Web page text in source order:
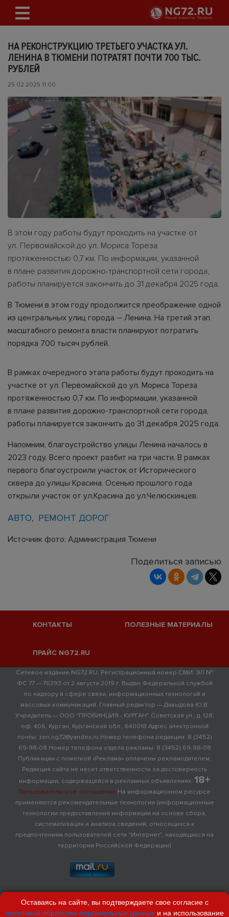
НА РЕКОНСТРУКЦИЮ ТРЕТЬЕГО УЧАСТКА УЛ.
ЛЕНИНА В ТЮМЕНИ ПОТРАТЯТ ПОЧТИ 700 ТЫС.
РУБЛЕЙ
25.02.2025 11:00
В этом году работы будут проходить на участке от
ул. Первомайской до ул. Мориса Тореза
протяженностью 0,7 км. По информации, указанной
в плане развития дорожно-транспортной сети города,
работы планируется закончить до 31 декабря 2025 года.
В Тюмени в этом году продолжится преображение одной
из центральных улиц города – Ленина. На третий этап
масштабного ремонта власти планируют потратить
порядка 700 тысяч рублей.
В рамках очередного этапа работы будут проходить на
участке от ул. Первомайской до ул. Мориса Тореза
протяженностью 0,7 км. По информации, указанной
в плане развития дорожно-транспортной сети города,
работы планируется закончить до 31 декабря 2025 года.
Напомним, благоустройство улицы Ленина началось в
2023 году. Всего проект разбит на три части. В рамках
первого благоустроили участок от Исторического
сквера до улицы Красина. Осенью прошлого года
открыли участок от ул.Красина до ул.Челюскинцев.
АВТО РЕМОНТ ДОРОГ
Источник фото: Администрация Тюмени
Поделиться записью
КОНТАКТЫ ПОЛЕЗНЫЕ МАТЕРИАЛЫ
ПРАЙС NG72.RU
Сетевое издание NG72.RU. Регистрационный номер СМИ: ЭЛ №
ФС 77 — 76393 от 2 августа 2019 г. Выдан Федеральной службой
по надзору в сфере связи, информационных технологий и
массовых коммуникаций. Главный редактор — Давыдова Ю.В.
Учредитель — ООО "ПРОВИНЦИЯ - КУРГАН" Советская ул., д. 128,
оф. 406, Курган, Курганская обл., 640018 Адрес электронной
почты: zen.ng72@yandex.ru Номер телефона редакции: 8 (3452)
69-98-08 Номер телефона отдела рекламы: 8 (3452) 69-98-08
Публикации с пометкой «Реклама» оплачены рекламодателем.
Редакция сайта не несет ответственности за достоверность
информации, содержащейся в рекламных объявлениях. 18+
Пользовательское соглашение На информационном ресурсе
применяются рекомендательные технологии (информационные
технологии предоставления информации на основе сбора,
систематизации и анализа сведений, относящихся к
предпочтениям пользователей сети "Интернет", находящихся на
территории Российской Федерации)
Оставаясь на сайте, вы подтверждаете свое согласие с
политикой обработки персональных данныхи на использование